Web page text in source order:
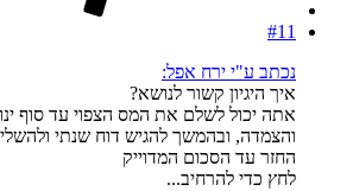
#11
נכתב ע"י ירח אפל:
איך היגיון קשור לנושא?
אתה יכול לשלם את המס הצפוי עד סוף
והצמדה, ובהמשך להגיש דוח שנתי
החזר עד הסכום המדוייק
לחץ כדי להרחיב...